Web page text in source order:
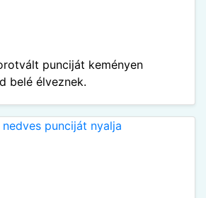
punciját keményen
belé élveznek.